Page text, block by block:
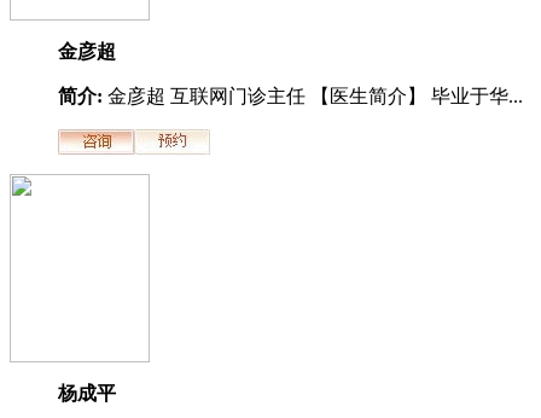
金彦超
简介: 金彦超 互联网门诊主任 【医生简介】 毕业于华...
杨成平